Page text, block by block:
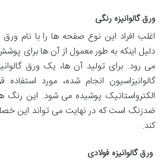
ورق گالوانیزه رنگی
اغلب افراد این نوع صفحه‌ ها را با نام
دلیل اینکه به‌ طور معمول از آن‌ ها برای
می‌ رود. برای تولید آن‌ ها، یک ورق
گالوانیزاسیون انجام شده، مورد استفاده
الکترو‌استاتیک پوشیده می‌ شود. این رنگ
ضد‌زنگ است که در نهایت می‌ تواند این
کند.
ورق گالوانیزه فولادی